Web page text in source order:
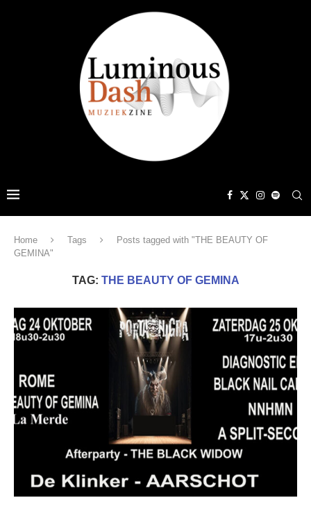
Home Tags
Posts tagged with "THE BEAUTY OF
GEMINA"
TAG: THE BEAUTY OF GEMINA